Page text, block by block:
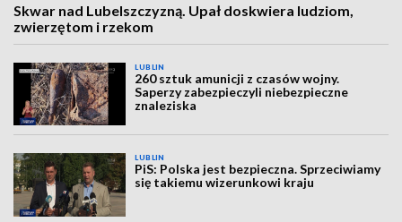
Skwar nad Lubelszczyzną. Upał doskwiera ludziom,
zwierzętom i rzekom
LUBLIN
260 sztuk amunicji z czasów wojny.
Saperzy zabezpieczyli niebezpieczne
znaleziska
LUBLIN
PiS: Polska jest bezpieczna. Sprzeciwiamy
się takiemu wizerunkowi kraju